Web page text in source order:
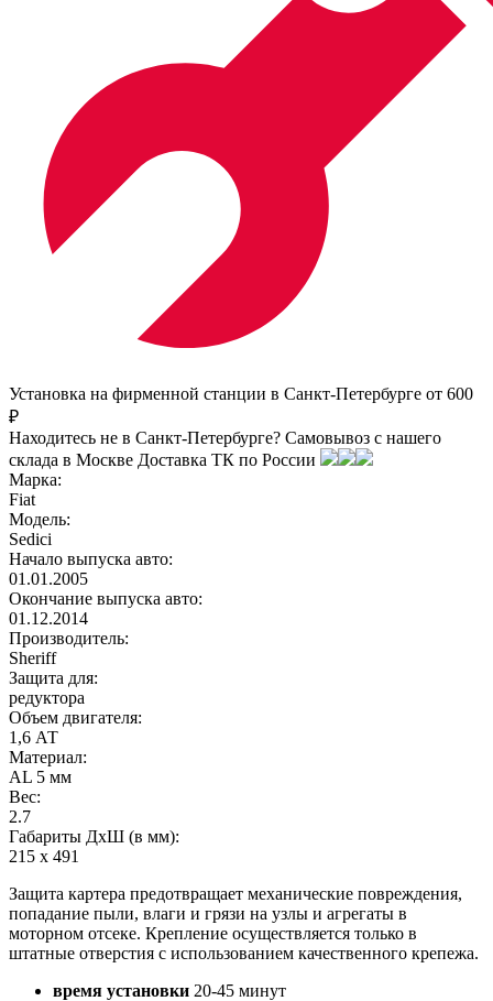
Установка на фирменной станции в Санкт-Петербурге от 600
₽
Находитесь не в Санкт-Петербурге? Самовывоз с нашего
склада в Москве Доставка ТК по России
Марка:
Fiat
Модель:
Sedici
Начало выпуска авто:
01.01.2005
Окончание выпуска авто:
01.12.2014
Производитель:
Sheriff
Защита для:
редуктора
Объем двигателя:
1,6 АТ
Материал:
AL 5 мм
Вес:
2.7
Габариты ДхШ (в мм):
215 х 491
Защита картера предотвращает механические повреждения,
попадание пыли, влаги и грязи на узлы и агрегаты в
моторном отсеке. Крепление осуществляется только в
штатные отверстия с использованием качественного крепежа.
время установки 20-45 минут